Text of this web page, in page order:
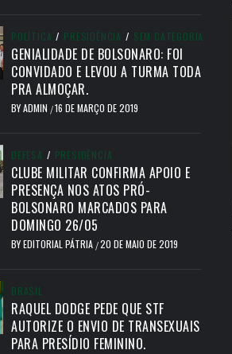
POLÍTICA / PRESIDÊNCIA / SEM CATEGORIA
GENIALIDADE DE BOLSONARO: FOI
CONVIDADO E LEVOU A TURMA TODA
PRA ALMOÇAR.
BYADMIN /16 DE MARÇO DE 2019
DEFESA / PRESIDÊNCIA
CLUBE MILITAR CONFIRMA APOIO E
PRESENÇA NOS ATOS PRÓ-
BOLSONARO MARCADOS PARA
DOMINGO 26/05
BYEDITORIAL PÁTRIA /20 DE MAIO DE 2019
BRASIL
RAQUEL DODGE PEDE QUE STF
AUTORIZE O ENVIO DE TRANSEXUAIS
PARA PRESÍDIO FEMININO.